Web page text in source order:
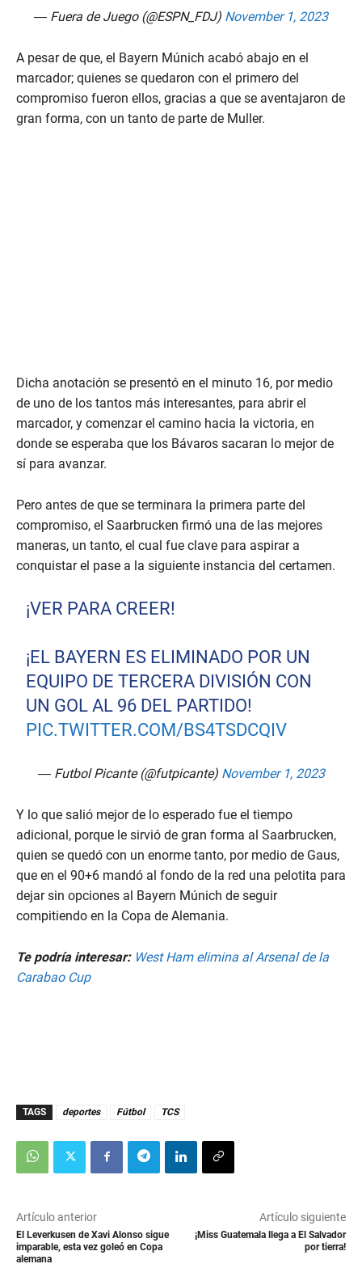
— Fuera de Juego (@ESPN_FDJ) November 1, 2023
A pesar de que, el Bayern Múnich acabó abajo en el
marcador; quienes se quedaron con el primero del
compromiso fueron ellos, gracias a que se aventajaron de
gran forma, con un tanto de parte de Muller.
Dicha anotación se presentó en el minuto 16, por medio
de uno de los tantos más interesantes, para abrir el
marcador, y comenzar el camino hacia la victoria, en
donde se esperaba que los Bávaros sacaran lo mejor de
sí para avanzar.
Pero antes de que se terminara la primera parte del
compromiso, el Saarbrucken firmó una de las mejores
maneras, un tanto, el cual fue clave para aspirar a
conquistar el pase a la siguiente instancia del certamen.
¡VER PARA CREER!
¡EL BAYERN ES ELIMINADO POR UN
EQUIPO DE TERCERA DIVISIÓN CON
UN GOL AL 96 DEL PARTIDO!
PIC.TWITTER.COM/BS4TSDCQIV
— Futbol Picante (@futpicante) November 1, 2023
Y lo que salió mejor de lo esperado fue el tiempo
adicional, porque le sirvió de gran forma al Saarbrucken,
quien se quedó con un enorme tanto, por medio de Gaus,
que en el 90+6 mandó al fondo de la red una pelotita para
dejar sin opciones al Bayern Múnich de seguir
compitiendo en la Copa de Alemania.
Te podría interesar: West Ham elimina al Arsenal de la
Carabao Cup
TAGS deportes Fútbol TCS
Artículo anterior
El Leverkusen de Xavi Alonso sigue
imparable, esta vez goleó en Copa
alemana
Artículo siguiente
¡Miss Guatemala llega a El Salvador
por tierra!